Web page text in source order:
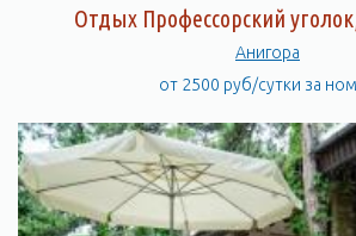
Отдых Профессорский
Анигора
от 2500 руб/сутки за